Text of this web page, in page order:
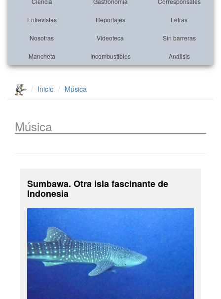
Entrevistas Reportajes Letras
Nosotras Videoteca Sin barreras
Mancheta Incombustibles Análisis
Inicio Música
Música
Sumbawa. Otra isla fascinante de
Indonesia